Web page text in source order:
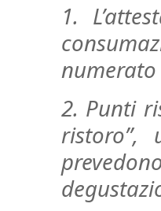
1.
numerato
2. Punti